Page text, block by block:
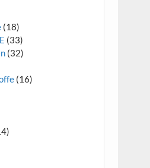
(18)
(33)
(32)
(16)